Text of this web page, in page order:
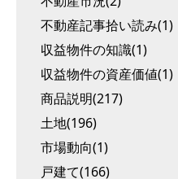
不動産記事拾い読み(1)
収益物件の知識(1)
収益物件の資産価値(1)
商品説明(217)
土地(196)
市場動向(1)
戸建て(166)